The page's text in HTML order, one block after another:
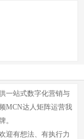
一站式数字化营销与
MCN达人矩阵运营我
。
迎有想法、有执行力